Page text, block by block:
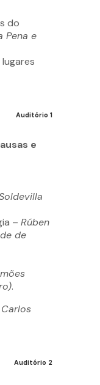
do
Pena e
Auditório 1
e
– Rúben
de
.
Auditório 2